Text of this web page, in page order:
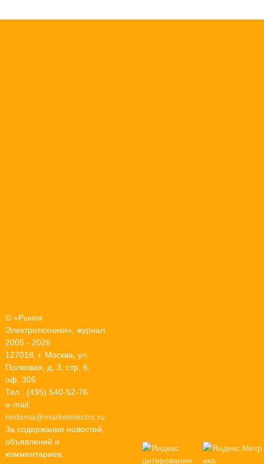
© «Рынок
Электротехники», журнал
2005 - 2026
127018, г. Москва, ул.
Полковая, д. 3, стр. 6,
оф. 305
Тел.: (495) 540-52-76
e-mail:
reklama@marketelectro.ru
За содержание новостей,
объявлений и
комментариев,